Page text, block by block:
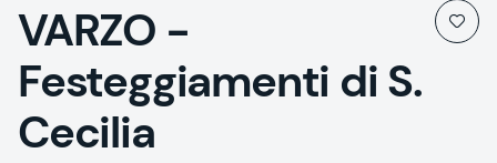
VARZO -
Festeggiamenti di S.
Cecilia